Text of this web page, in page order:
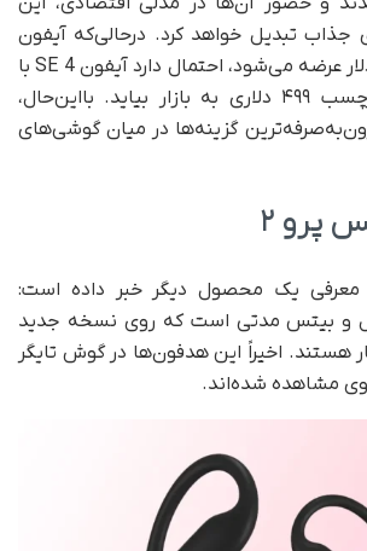
جذاب تبدیل خواهد کرد. درحالی‌که آیفون
SE 3 با قیمت ۴۲۹ دلار عرضه می‌شود، احتمال دارد آیفون SE 4 با
افزایش قیمت و برچسب ۴۹۹ دلاری به بازار بیاید. با‌این‌حال،
گزینه‌ها در میان گوشی‌های
پرو ۲
معرفی یک محصول دیگر خبر داده است:
و بیتس مدتی است که روی نسخه جدید
هستند. اخیراً این هدفون‌ها در گوش تایگر
مشاهده شده‌اند.